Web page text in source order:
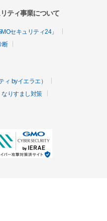
ティ事業について
セキュリティ24」
断
byイエラエ）
なりすまし対策